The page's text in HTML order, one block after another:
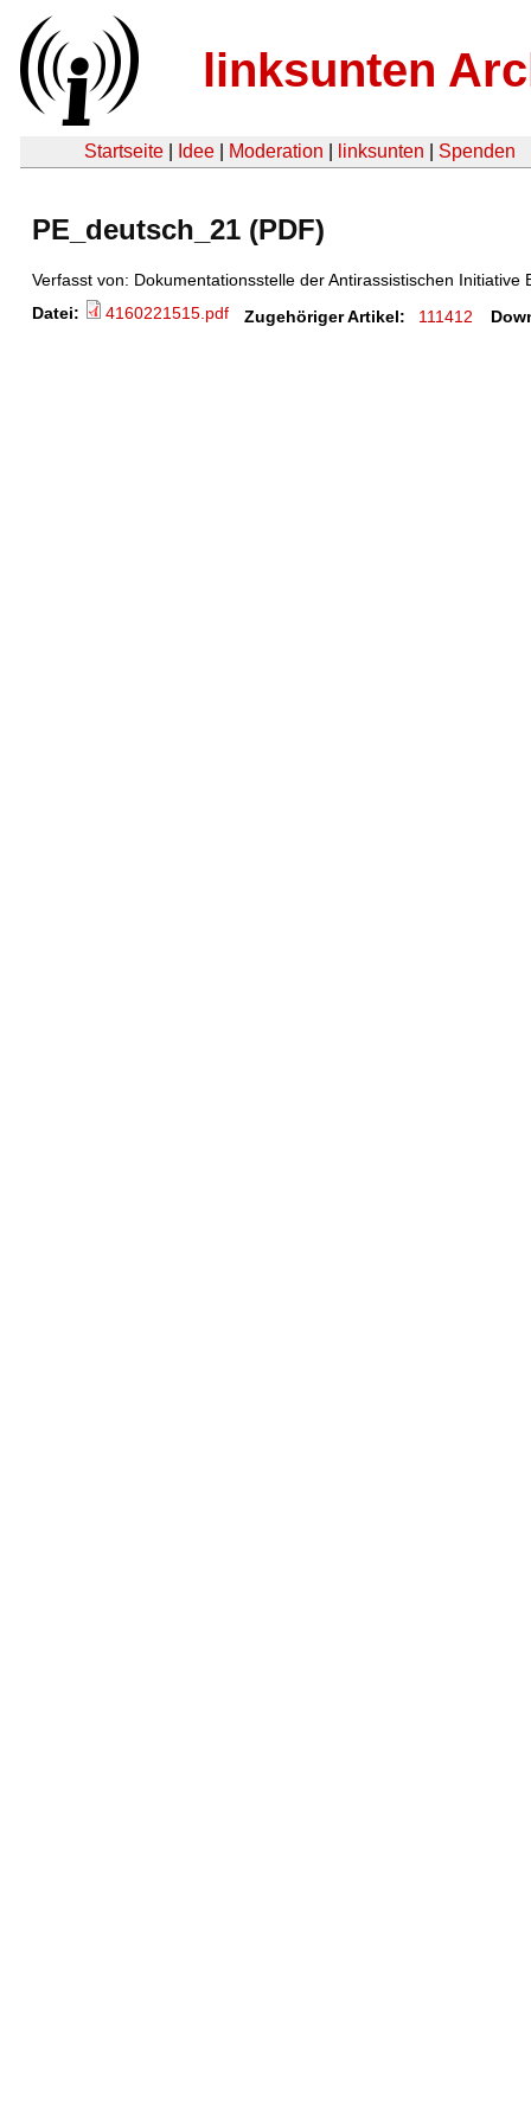
linksunten
Startseite Idee Moderation linksunten Spenden
PE_deutsch_21 (PDF)
Verfasst von: Dokumentationsstelle der Antirassistischen Initiative
Datei:
4160221515.pdf Zugehöriger Artikel: 111412